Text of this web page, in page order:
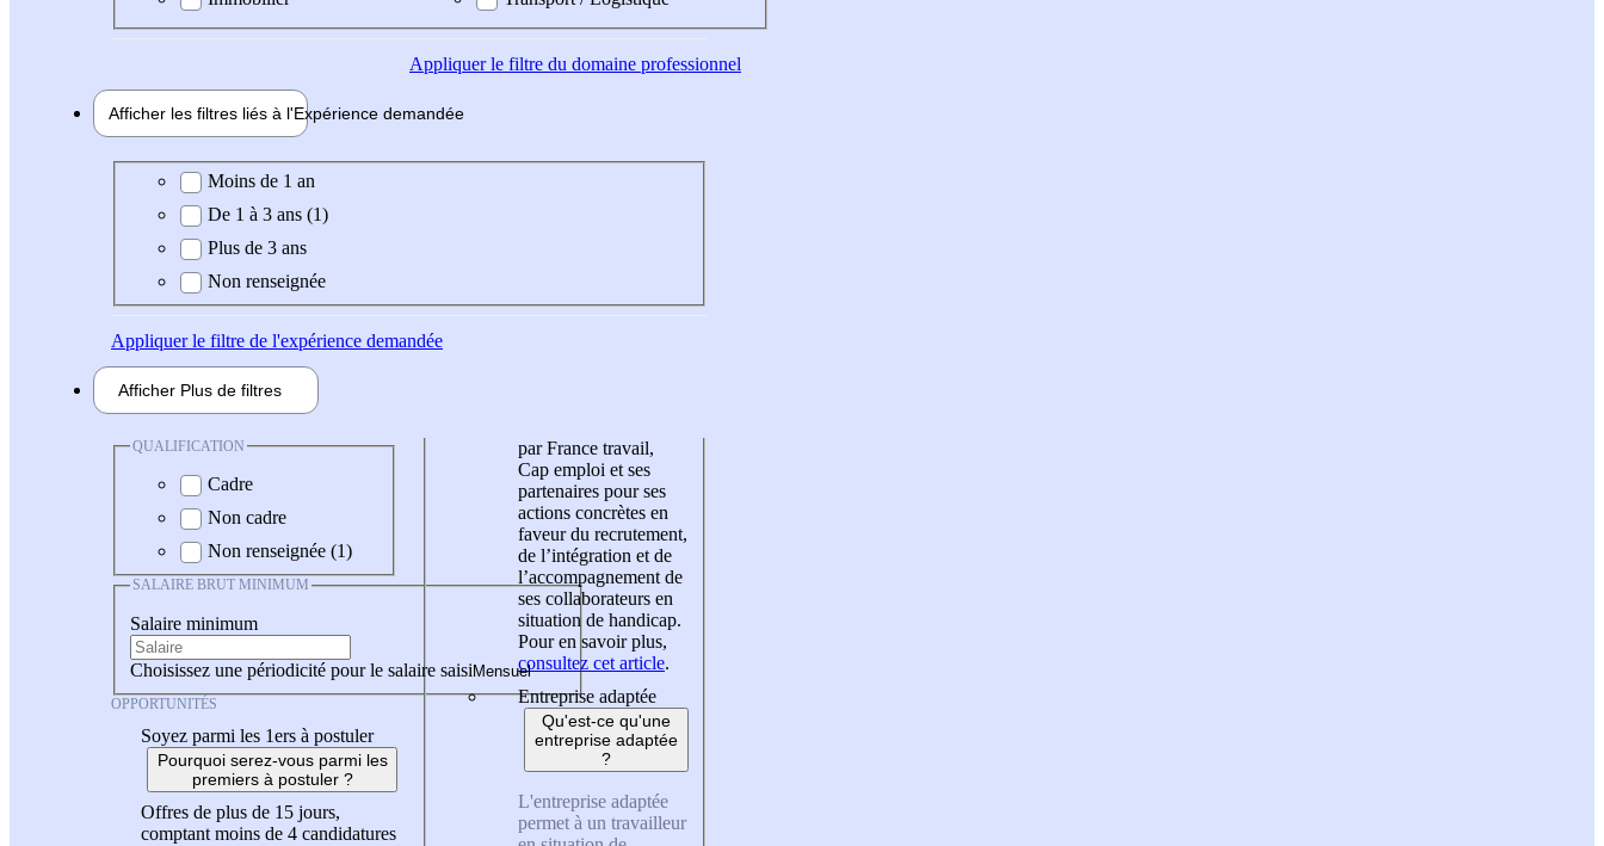
Appliquerle filtre du domaine professionnel
Afficher les filtres liés à l'Expérience demandée
Expérience demandée
Moins de 1 an
De 1 à 3 ans (1)
Plus de 3 ans
Non renseignée
Appliquerle filtre de l'expérience demandée
Afficher Plus de filtres
QUALIFICATION
Cadre
Non cadre
Non renseignée (1)
SALAIRE BRUT MINIMUM
Salaire minimum
Choisissez une périodicité pour le salaire saisi
OPPORTUNITÉS
Soyez parmi les 1ers à postuler
Pourquoi serez-vous parmi les
premiers à postuler ?
Offres de plus de 15 jours,
comptant moins de 4 candidatures
par France travail,
Cap emploi et ses
partenaires pour ses
actions concrètes en
faveur du recrutement,
de l’intégration et de
l’accompagnement de
ses collaborateurs en
situation de handicap.
Pour en savoir plus,
consultez cet article.
Entreprise adaptée
Qu'est-ce qu'une
entreprise adaptée
?
L'entreprise adaptée
permet à un travailleur